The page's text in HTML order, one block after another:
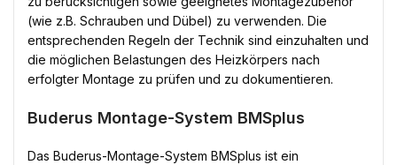
(wie z.B. Schrauben und Dübel) zu verwenden. Die
entsprechenden Regeln der Technik sind einzuhalten und
die möglichen Belastungen des Heizkörpers nach
erfolgter Montage zu prüfen und zu dokumentieren.
Buderus Montage-System BMSplus
Das Buderus-Montage-System BMSplus ist ein